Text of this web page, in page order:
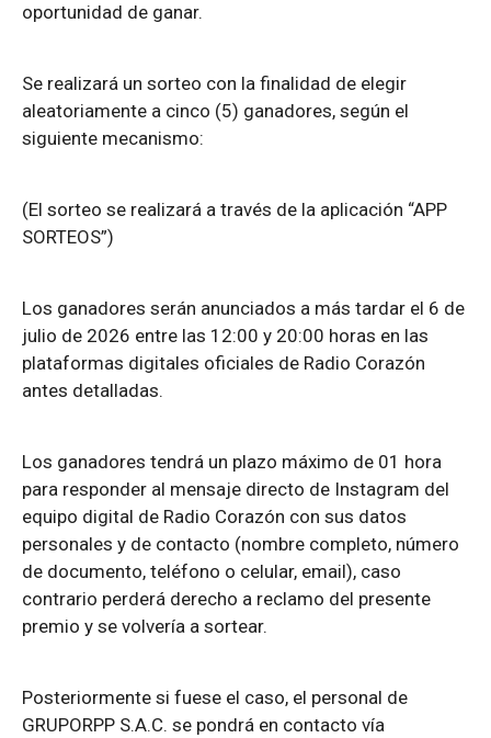
oportunidad de ganar.
Se realizará un sorteo con la finalidad de elegir
aleatoriamente a cinco (5) ganadores, según el
siguiente mecanismo:
(El sorteo se realizará a través de la aplicación “APP
SORTEOS”)
Los ganadores serán anunciados a más tardar el 6 de
julio de 2026 entre las 12:00 y 20:00 horas en las
plataformas digitales oficiales de Radio Corazón
antes detalladas.
Los ganadores tendrá un plazo máximo de 01 hora
para responder al mensaje directo de Instagram del
equipo digital de Radio Corazón con sus datos
personales y de contacto (nombre completo, número
de documento, teléfono o celular, email), caso
contrario perderá derecho a reclamo del presente
premio y se volvería a sortear.
Posteriormente si fuese el caso, el personal de
GRUPORPP S.A.C. se pondrá en contacto vía